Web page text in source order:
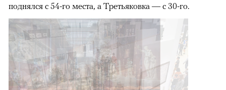
поднялся с 54-го места, а Третьяковка — с 30-го.